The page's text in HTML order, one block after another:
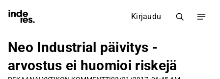
Kirjaudu
Neo Industrial päivitys -
arvostus ei huomioi riskejä